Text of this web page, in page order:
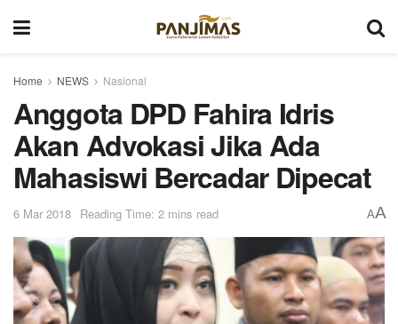
Home NEWS Nasional
Anggota DPD Fahira Idris
Akan Advokasi Jika Ada
Mahasiswi Bercadar Dipecat
6 Mar 2018 Reading Time: 2 mins read AA